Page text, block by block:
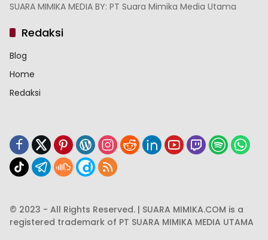
SUARA MIMIKA MEDIA BY: PT Suara Mimika Media Utama
Redaksi
Blog
Home
Redaksi
© 2023 - All Rights Reserved. | SUARA MIMIKA.COM is a
registered trademark of PT SUARA MIMIKA MEDIA UTAMA